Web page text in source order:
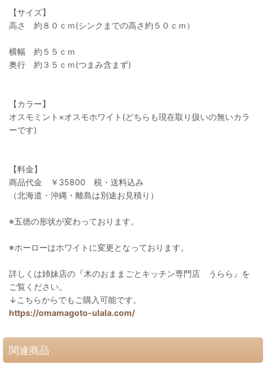
【サイズ】
高さ 約８０ｃｍ(シンクまでの高さ約５０ｃｍ）
横幅 約５５ｃｍ
奥行 約３５ｃｍ(つまみ含まず)
【カラー】
オスモミント×オスモホワイト(どちらも現在取り扱いの無いカラ
ーです)
【料金】
商品代金 ￥35800 税・送料込み
（北海道・沖縄・離島は別途お見積り）
※五徳の形状が変わっております。
※ホーローはホワイトに変更となっております。
詳しくは姉妹店の『木のおままごとキッチン専門店 うらら』を
ご覧ください。
↓こちらからでもご購入可能です。
https://omamagoto-ulala.com/
関連商品